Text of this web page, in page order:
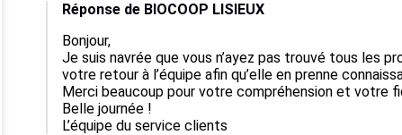
Réponse de BIOCOOP LISIEUX
Bonjour,
Je suis navrée que vous n’ayez pas trouvé tous les
votre retour à l’équipe afin qu’elle en prenne
Merci beaucoup pour votre compréhension et votre
Belle journée !
L’équipe du service clients